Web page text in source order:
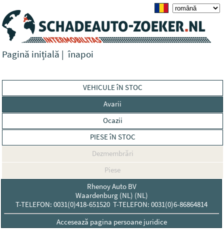
Pagină inițială |înapoi
VEHICULE îN STOC
Avarii
Ocazii
PIESE îN STOC
Dezmembrări
Piese
Rhenoy Auto BV
Waardenburg (NL) (NL)
T-TELEFON: 0031(0)418-651520 T-TELEFON: 0031(0)6-86864814
Accesează pagina persoane juridice